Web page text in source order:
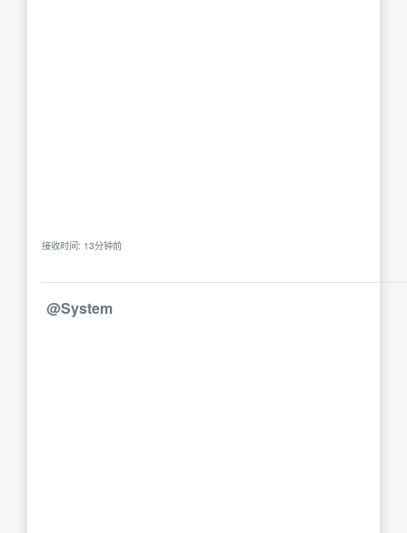
接收时间: 13分钟前
@System